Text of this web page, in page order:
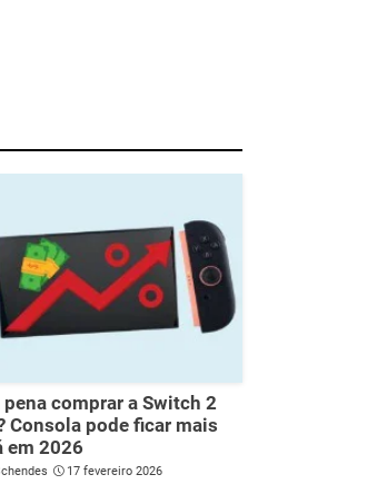
pena comprar a Switch 2
Consola pode ficar mais
em 2026
17 fevereiro 2026